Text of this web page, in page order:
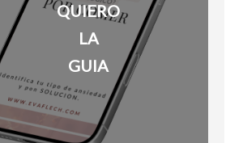
QUIERO
LA
GUIA